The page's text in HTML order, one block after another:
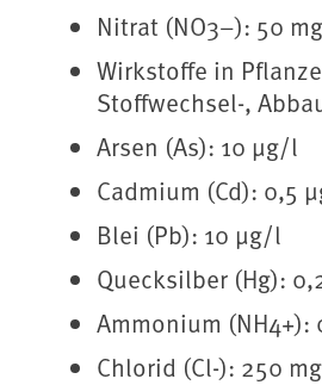
Nitrat (NO3−): 50
Wirkstoffe in
Stoffwechsel-,
Arsen (As): 10 μg/l
Cadmium (Cd): 0,5
Blei (Pb): 10 μg/l
Quecksilber (Hg):
Ammonium (NH4+):
Chlorid (Cl-): 250